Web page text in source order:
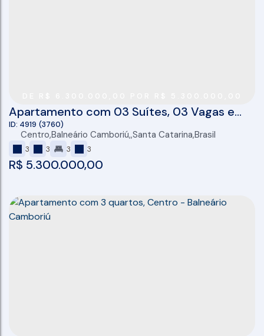
Apartamento com 03 Suítes, 03 Vagas e
167M² no Parigi Residenza em Balneário
Camboriú
R$ 5.300.000,00
4919 (3760)
Centro,Balneário Camboriú ,Santa Catarina,Brasil
3 3 3 3